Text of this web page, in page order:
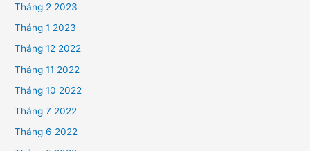
Tháng 2 2023
Tháng 1 2023
Tháng 12 2022
Tháng 11 2022
Tháng 10 2022
Tháng 7 2022
Tháng 6 2022